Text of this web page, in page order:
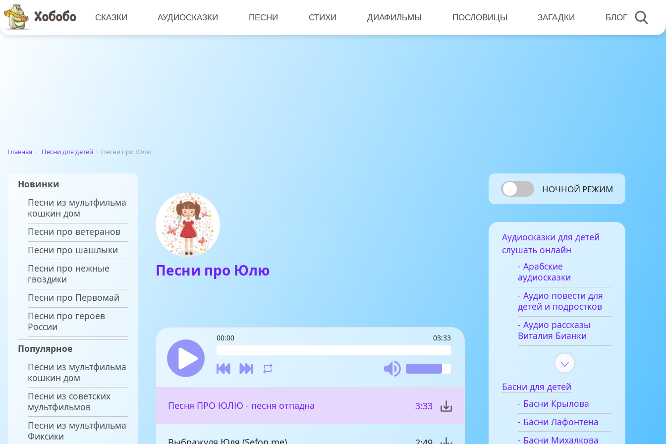
СКАЗКИ АУДИОСКАЗКИ ПЕСНИ СТИХИ ДИАФИЛЬМЫ ПОСЛОВИЦЫ ЗАГАДКИ БЛОГ
Главная › Песни для детей › Песни про Юлю
Новинки
Песни из мультфильма
кошкин дом
Песни про ветеранов
Песни про шашлыки
Песни про нежные
гвоздики
Песни про Первомай
Песни про героев
России
Популярное
Песни из мультфильма
кошкин дом
Песни из советских
мультфильмов
Песни из мультфильма
Фиксики
Песни про Юлю
00:00 03:33
Песня ПРО ЮЛЮ - песня отпадна 3:33
НОЧНОЙ РЕЖИМ
Аудиосказки для детей
слушать онлайн
- Арабские
аудиосказки
- Аудио повести для
детей и подростков
- Аудио рассказы
Виталия Бианки
Басни для детей
- Басни Крылова
- Басни Лафонтена
- Басни Михалкова